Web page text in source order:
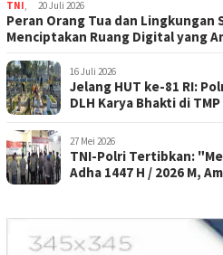
TNI, 20 Juli 2026
Peran Orang Tua dan
Menciptakan Ruang Digital yang
16 Juli 2026
Jelang HUT ke-81 RI:
DLH Karya Bhakti di
27 Mei 2026
TNI-Polri Tertibkan:
Adha 1447 H / 2026 M,